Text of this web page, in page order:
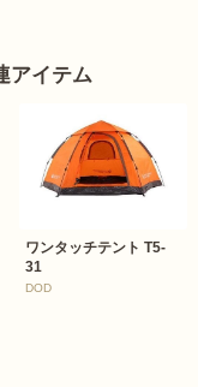
アイテム
ワンタッチテント T5-
31
DOD